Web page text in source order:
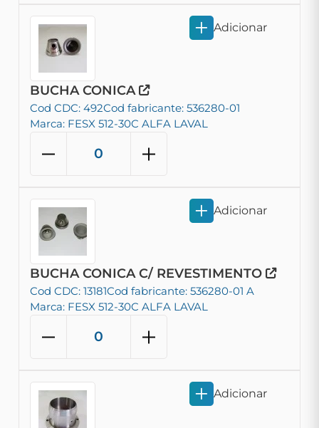
BUCHA CONICA
Cod CDC: 492Cod fabricante: 536280-01
Marca: FESX 512-30C ALFA LAVAL
Adicionar
BUCHA CONICA C/ REVESTIMENTO
Cod CDC: 13181Cod fabricante: 536280-01 A
Marca: FESX 512-30C ALFA LAVAL
Adicionar
Adicionar